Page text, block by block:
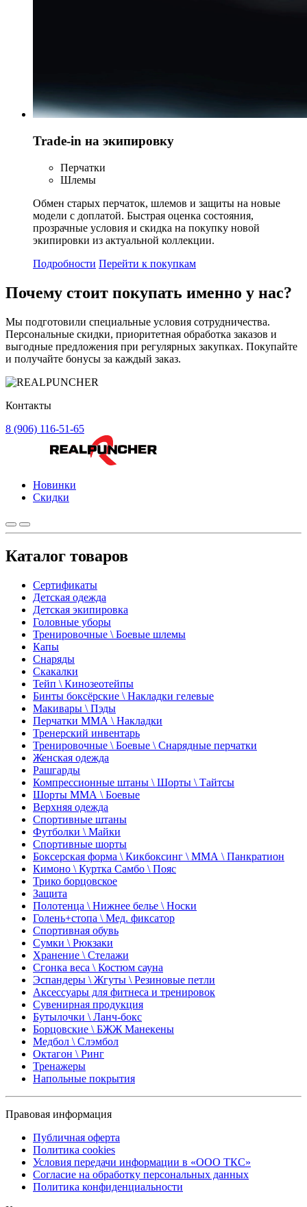
Trade-in на экипировку
Перчатки
Шлемы
Обмен старых перчаток, шлемов и защиты на новые
модели с доплатой. Быстрая оценка состояния,
прозрачные условия и скидка на покупку новой
экипировки из актуальной коллекции.
Подробности Перейти к покупкам
Почему стоит покупать именно у нас?
Мы подготовили специальные условия сотрудничества.
Персональные скидки, приоритетная обработка заказов и
выгодные предложения при регулярных закупках. Покупайте
и получайте бонусы за каждый заказ.
Контакты
8 (906) 116-51-65
Новинки
Скидки
Каталог товаров
Сертификаты
Детская одежда
Детская экипировка
Головные уборы
Тренировочные \ Боевые шлемы
Капы
Снаряды
Скакалки
Тейп \ Кинозеотейпы
Бинты боксёрские \ Накладки гелевые
Макивары \ Пэды
Перчатки ММА \ Накладки
Тренерский инвентарь
Тренировочные \ Боевые \ Снарядные перчатки
Женская одежда
Рашгарды
Компрессионные штаны \ Шорты \ Тайтсы
Шорты ММА \ Боевые
Верхняя одежда
Спортивные штаны
Футболки \ Майки
Спортивные шорты
Боксерская форма \ Кикбоксинг \ ММА \ Панкратион
Кимоно \ Куртка Самбо \ Пояс
Трико борцовское
Защита
Полотенца \ Нижнее белье \ Носки
Голень+стопа \ Мед. фиксатор
Спортивная обувь
Сумки \ Рюкзаки
Хранение \ Стелажи
Сгонка веса \ Костюм сауна
Эспандеры \ Жгуты \ Резиновые петли
Аксессуары для фитнеса и тренировок
Сувенирная продукция
Бутылочки \ Ланч-бокс
Борцовские \ БЖЖ Манекены
Медбол \ Слэмбол
Октагон \ Ринг
Тренажеры
Напольные покрытия
Правовая информация
Публичная оферта
Политика cookies
Условия передачи информации в «ООО ТКС»
Согласие на обработку персональных данных
Политика конфиденциальности